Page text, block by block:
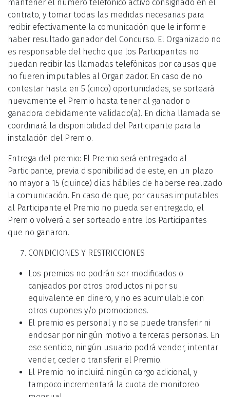
mantener el número telefónico activo consignado en el
contrato, y tomar todas las medidas necesarias para
recibir efectivamente la comunicación que le informe
haber resultado ganador del Concurso. El Organizado no
es responsable del hecho que los Participantes no
puedan recibir las llamadas telefónicas por causas que
no fueren imputables al Organizador. En caso de no
contestar hasta en 5 (cinco) oportunidades, se sorteará
nuevamente el Premio hasta tener al ganador o
ganadora debidamente validado(a). En dicha llamada se
coordinará la disponibilidad del Participante para la
instalación del Premio.
Entrega del premio: El Premio será entregado al
Participante, previa disponibilidad de este, en un plazo
no mayor a 15 (quince) días hábiles de haberse realizado
la comunicación. En caso de que, por causas imputables
al Participante el Premio no pueda ser entregado, el
Premio volverá a ser sorteado entre los Participantes
que no ganaron.
CONDICIONES Y RESTRICCIONES
Los premios no podrán ser modificados o
canjeados por otros productos ni por su
equivalente en dinero, y no es acumulable con
otros cupones y/o promociones.
El premio es personal y no se puede transferir ni
endosar por ningún motivo a terceras personas. En
ese sentido, ningún usuario podrá vender, intentar
vender, ceder o transferir el Premio.
El Premio no incluirá ningún cargo adicional, y
tampoco incrementará la cuota de monitoreo